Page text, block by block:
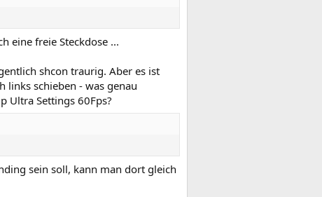
eine freie Steckdose ...
shcon traurig. Aber es ist
links schieben - was genau
Ultra Settings 60Fps?
sein soll, kann man dort gleich